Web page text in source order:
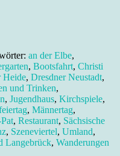
an der Elbe,
, Bootsfahrt, Christi
Heide, Dresdner Neustadt,
und Trinken,
, Jugendhaus, Kirchspiele,
, Männertag,
, Restaurant, Sächsische
, Szeneviertel, Umland,
Langebrück, Wanderungen